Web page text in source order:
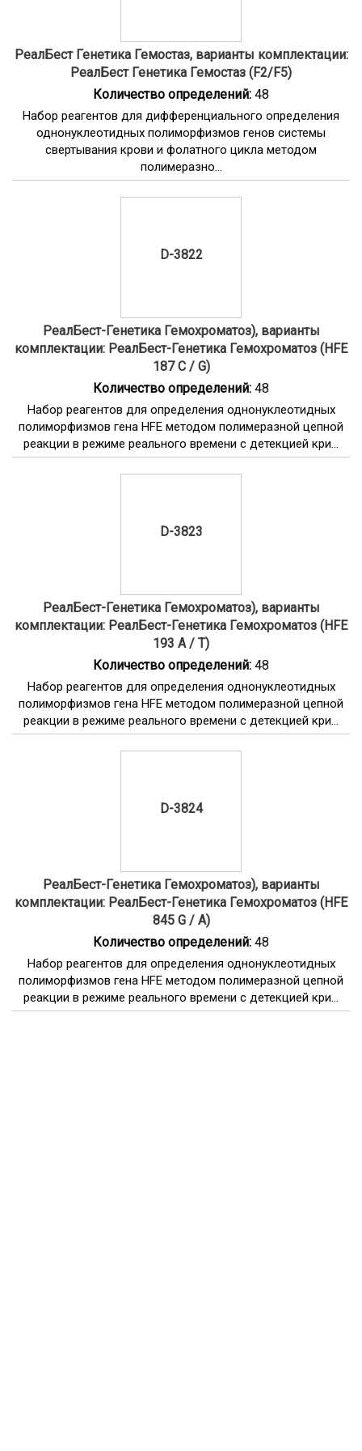
РеалБест Генетика Гемостаз, варианты комплектации:
РеалБест Генетика Гемостаз (F2/F5)
Количество определений: 48
Набор реагентов для дифференциального определения
однонуклеотидных полиморфизмов генов системы
свертывания крови и фолатного цикла методом
полимеразно...
D-3822
РеалБест-Генетика Гемохроматоз), варианты
комплектации: РеалБест-Генетика Гемохроматоз (HFE
187 C / G)
Количество определений: 48
Набор реагентов для определения однонуклеотидных
полиморфизмов гена HFE методом полимеразной цепной
реакции в режиме реального времени с детекцией кри...
D-3823
РеалБест-Генетика Гемохроматоз), варианты
комплектации: РеалБест-Генетика Гемохроматоз (HFE
193 A / T)
Количество определений: 48
Набор реагентов для определения однонуклеотидных
полиморфизмов гена HFE методом полимеразной цепной
реакции в режиме реального времени с детекцией кри...
D-3824
РеалБест-Генетика Гемохроматоз), варианты
комплектации: РеалБест-Генетика Гемохроматоз (HFE
845 G / A)
Количество определений: 48
Набор реагентов для определения однонуклеотидных
полиморфизмов гена HFE методом полимеразной цепной
реакции в режиме реального времени с детекцией кри...